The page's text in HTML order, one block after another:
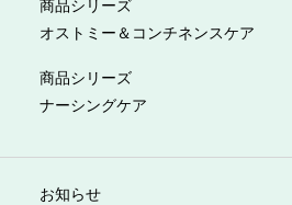
オストミー＆コンチネンスケア
商品シリーズ
ナーシングケア
お知らせ